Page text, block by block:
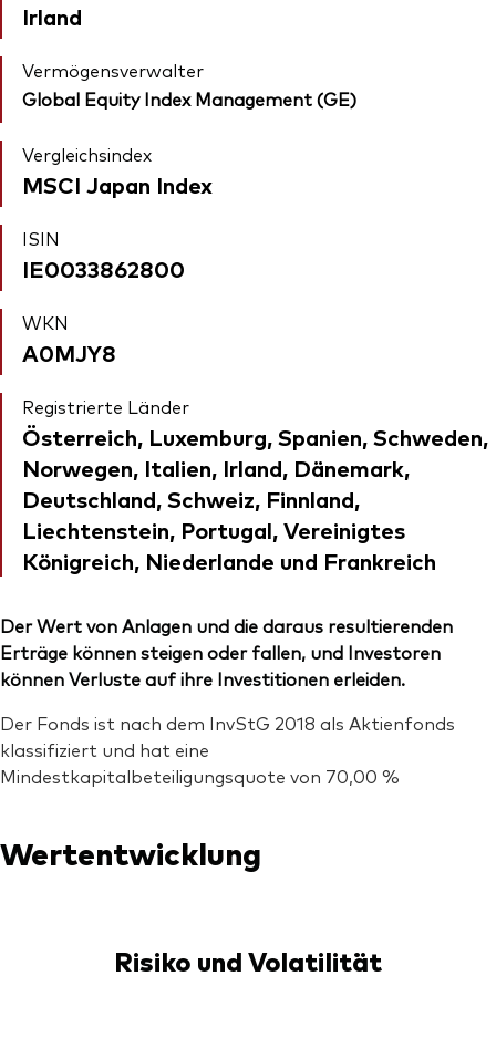
Irland
Vermögensverwalter
Global Equity Index Management (GE)
Vergleichsindex
MSCI Japan Index
ISIN
IE0033862800
WKN
A0MJY8
Registrierte Länder
Österreich, Luxemburg, Spanien, Schweden,
Norwegen, Italien, Irland, Dänemark,
Deutschland, Schweiz, Finnland,
Liechtenstein, Portugal, Vereinigtes
Königreich, Niederlande und Frankreich
Der Wert von Anlagen und die daraus resultierenden
Erträge können steigen oder fallen, und Investoren
können Verluste auf ihre Investitionen erleiden.
Der Fonds ist nach dem InvStG 2018 als Aktienfonds
klassifiziert und hat eine
Mindestkapitalbeteiligungsquote von 70,00 %
Wertentwicklung
Risiko und Volatilität